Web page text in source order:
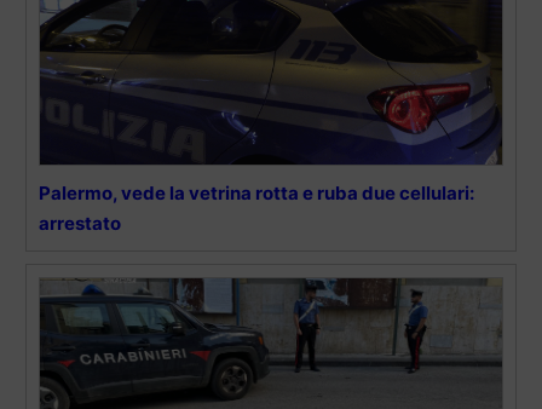
Palermo, vede la vetrina rotta e ruba due cellulari:
arrestato